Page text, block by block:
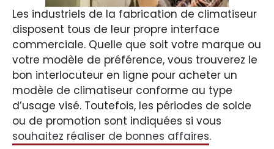
Les industriels de la fabrication de climatiseur
disposent tous de leur propre interface
commerciale. Quelle que soit votre marque ou
votre modèle de préférence, vous trouverez le
bon interlocuteur en ligne pour acheter un
modèle de climatiseur conforme au type
d’usage visé. Toutefois, les périodes de solde
ou de promotion sont indiquées si vous
souhaitez réaliser de bonnes affaires.